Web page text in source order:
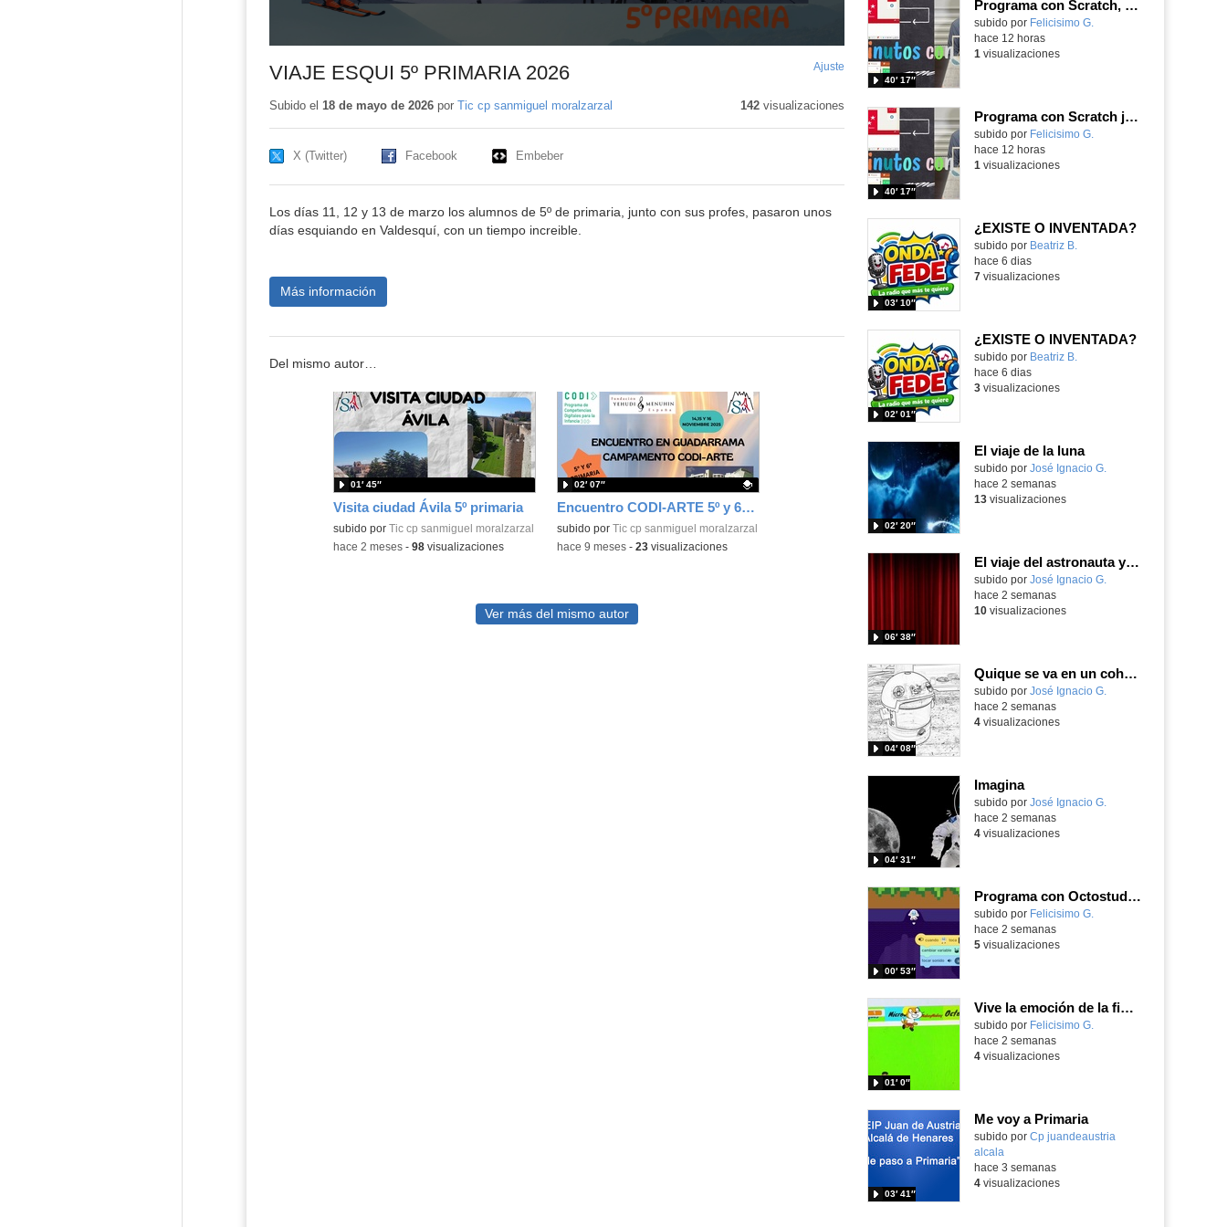
VIAJE ESQUI 5º PRIMARIA 2026 Ajuste
pantalla
Subido el 18 de mayo de 2026por Tic cp sanmiguel moralzarzal 142visualizaciones
X (Twitter) Facebook Embeber
Los días 11, 12 y 13 de marzo los alumnos de 5º de primaria, junto con sus profes, pasaron unos
días esquiando en Valdesquí, con un tiempo increible.
Más información
Del mismo autor…
Visita ciudad Ávila 5º primaria
subido por Tic cp sanmiguel moralzarzal
01′ 45″
-hace 2 meses- 98visualizaciones
Encuentro CODI-ARTE 5º y 6º primaria
Contenido educativo.
subido por Tic cp sanmiguel moralzarzal
02′ 07″
-hace 9 meses- 23visualizaciones
Ver más del mismo autor
Programa con Scratch, 8 diferentes juegos para vivir la emoción de los partidos de España en el mundial 2026
Contenido educativo.
subido por Felicisimo G.
40′ 17″
hace 12 horas
1 visualizaciones
Programa con Scratch juegos con los partidos del mundial 2026 ganados por España
Contenido educativo.
subido por Felicisimo G.
40′ 17″
hace 12 horas
1 visualizaciones
¿EXISTE O INVENTADA?
Contenido educativo.
subido por Beatriz B.
03′ 10″
hace 6 dias
7visualizaciones
¿EXISTE O INVENTADA?
Contenido educativo.
subido por Beatriz B.
02′ 01″
hace 6 dias
3visualizaciones
El viaje de la luna
Contenido educativo.
subido por José Ignacio G.
02′ 20″
hace 2 semanas
13visualizaciones
El viaje del astronauta y la luna
Contenido educativo.
subido por José Ignacio G.
06′ 38″
hace 2 semanas
10visualizaciones
Quique se va en un cohete
Contenido educativo.
subido por José Ignacio G.
04′ 08″
hace 2 semanas
4visualizaciones
Imagina
Contenido educativo.
subido por José Ignacio G.
04′ 31″
hace 2 semanas
4visualizaciones
Programa con Octostudio, un juego moviendo la tablet para ganar con España, el mundial 2026
Contenido educativo.
subido por Felicisimo G.
00′ 53″
hace 2 semanas
5visualizaciones
Vive la emoción de la final del mundial 2026, programando con Scratch un juego de toques.
Contenido educativo.
subido por Felicisimo G.
01′ 0″
hace 2 semanas
4visualizaciones
Me voy a Primaria
Contenido educativo.
subido por Cp juandeaustria
alcala
03′ 41″
hace 3 semanas
4visualizaciones